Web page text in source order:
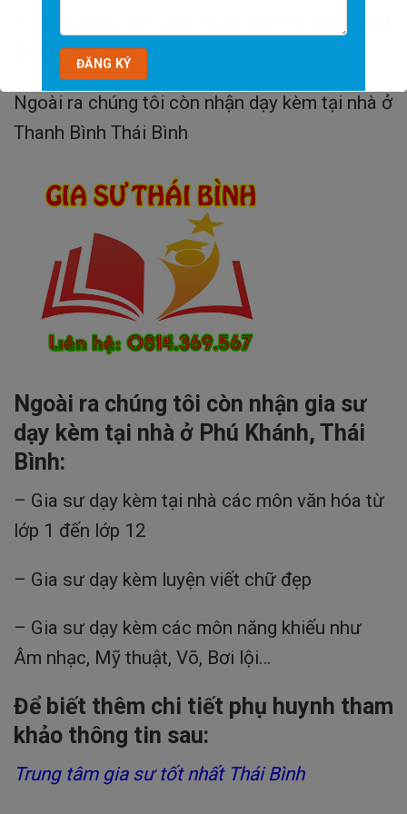
B1, B2, IELTS…
Ngoài ra chúng tôi còn nhận dạy kèm tại nhà ở
Thanh Bình Thái Bình
Ngoài ra chúng tôi còn nhận gia sư
dạy kèm tại nhà ở Phú Khánh, Thái
Bình:
– Gia sư dạy kèm tại nhà các môn văn hóa từ
lớp 1 đến lớp 12
– Gia sư dạy kèm luyện viết chữ đẹp
– Gia sư dạy kèm các môn năng khiếu như
Âm nhạc, Mỹ thuật, Võ, Bơi lội…
Để biết thêm chi tiết phụ huynh tham
khảo thông tin sau:
Trung tâm gia sư tốt nhất Thái Bình